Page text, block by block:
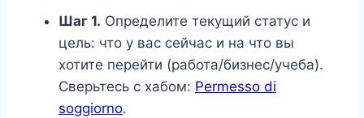
Шаг 1. Определите текущий статус и
цель: что у вас сейчас и на что вы
хотите перейти (работа/бизнес/учеба).
Сверьтесь с хабом: Permesso di
soggiorno.